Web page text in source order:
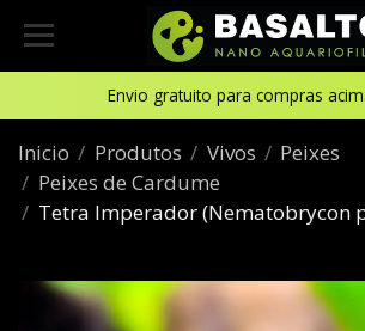
Envio gratuito para compras
Inicio Produtos Vivos
Peixes
Peixes de Cardume
Tetra Imperador (Nematobrycon